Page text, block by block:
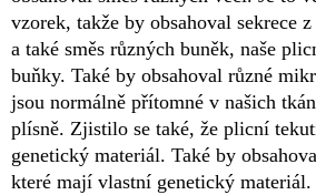
vzorek, takže by obsahoval sekrece
a také směs různých buněk, naše
buňky. Také by obsahoval různé
jsou normálně přítomné v našich
plísně. Zjistilo se také, že plicní
genetický materiál. Také by
které mají vlastní genetický